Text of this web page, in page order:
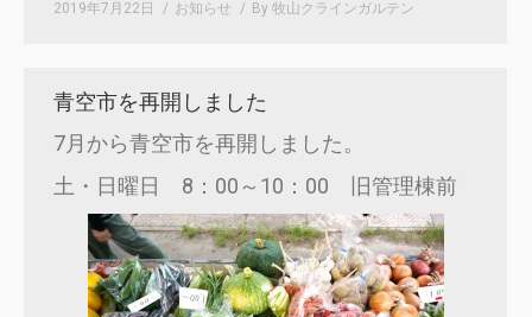
2019年7月22日 お知らせ By 牧山クラインガルテン
青空市を再開しました
7月から青空市を再開しました。
土・日曜日 8：00～10：00 旧管理棟前